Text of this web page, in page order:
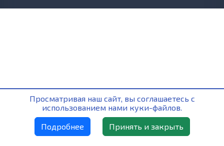
Просматривая наш сайт, вы соглашаетесь с
использованием нами куки-файлов.
Подробнее
Принять и закрыть